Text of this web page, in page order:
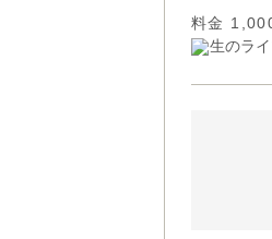
料金
生のラ